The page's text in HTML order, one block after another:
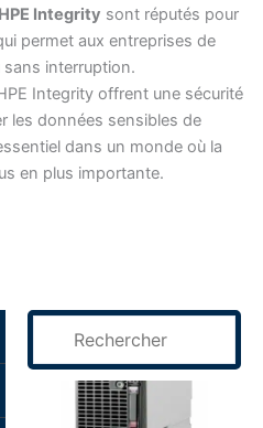
Integrity sont réputés pour
permet aux entreprises de
interruption.
Integrity offrent une sécurité
les données sensibles de
dans un monde où la
en plus importante.